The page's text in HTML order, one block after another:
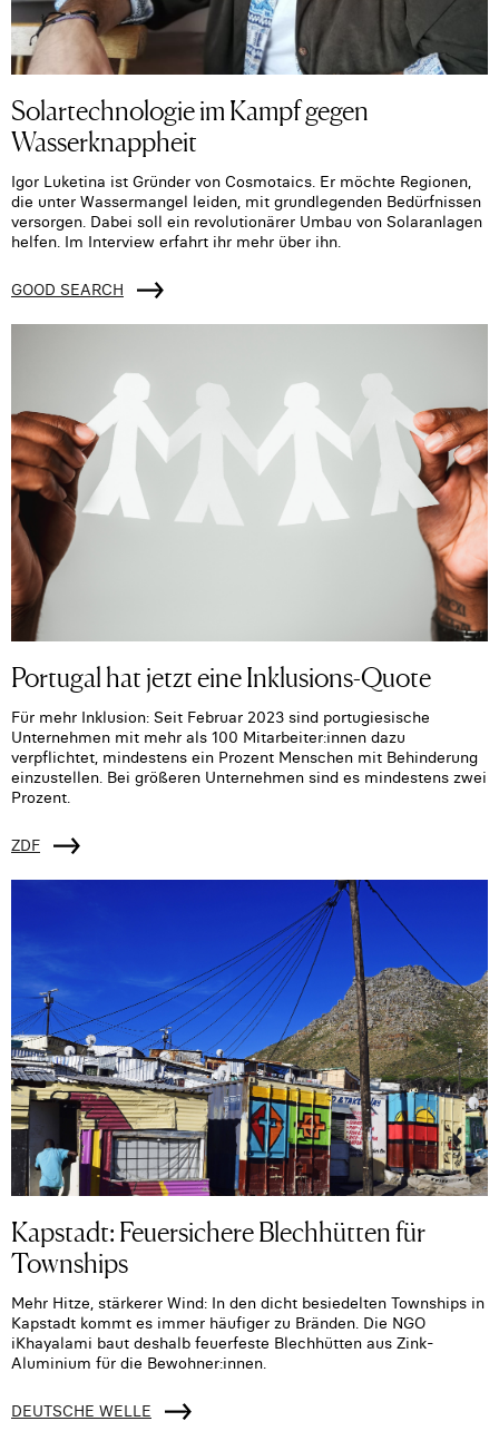
Solartechnologie im Kampf gegen
Wasserknappheit
Igor Luketina ist Gründer von Cosmotaics. Er möchte Regionen,
die unter Wassermangel leiden, mit grundlegenden Bedürfnissen
versorgen. Dabei soll ein revolutionärer Umbau von Solaranlagen
helfen. Im Interview erfahrt ihr mehr über ihn.
GOOD SEARCH
Portugal hat jetzt eine Inklusions-Quote
Für mehr Inklusion: Seit Februar 2023 sind portugiesische
Unternehmen mit mehr als 100 Mitarbeiter:innen dazu
verpflichtet, mindestens ein Prozent Menschen mit Behinderung
einzustellen. Bei größeren Unternehmen sind es mindestens zwei
Prozent.
ZDF
Kapstadt: Feuersichere Blechhütten für
Townships
Mehr Hitze, stärkerer Wind: In den dicht besiedelten Townships in
Kapstadt kommt es immer häufiger zu Bränden. Die NGO
iKhayalami baut deshalb feuerfeste Blechhütten aus Zink-
Aluminium für die Bewohner:innen.
DEUTSCHE WELLE